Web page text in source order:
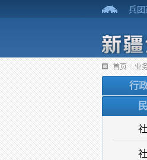
兵
首页 / 业
行